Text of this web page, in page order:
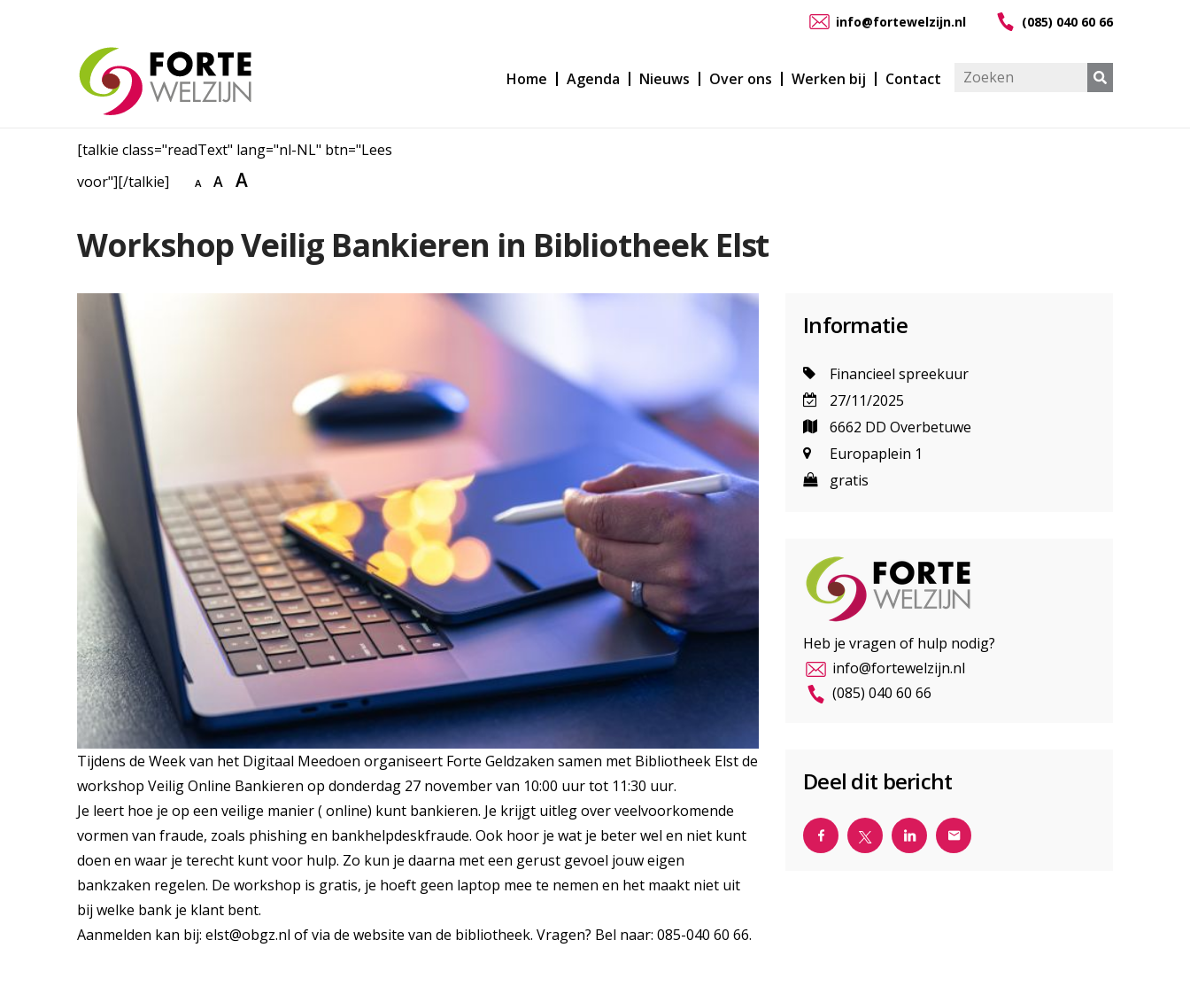
info@fortewelzijn.nl (085) 040 60 66
Home Agenda Nieuws Over ons Werken bij Contact
[talkie class="readText" lang="nl-NL" btn="Lees
voor"][/talkie]
A A A
Workshop Veilig Bankieren in Bibliotheek Elst
Tijdens de Week van het Digitaal Meedoen organiseert Forte Geldzaken samen met Bibliotheek Elst de
workshop Veilig Online Bankieren op donderdag 27 november van 10:00 uur tot 11:30 uur.
Je leert hoe je op een veilige manier ( online) kunt bankieren. Je krijgt uitleg over veelvoorkomende
vormen van fraude, zoals phishing en bankhelpdeskfraude. Ook hoor je wat je beter wel en niet kunt
doen en waar je terecht kunt voor hulp. Zo kun je daarna met een gerust gevoel jouw eigen
bankzaken regelen. De workshop is gratis, je hoeft geen laptop mee te nemen en het maakt niet uit
bij welke bank je klant bent.
Aanmelden kan bij: elst@obgz.nl of via de website van de bibliotheek. Vragen? Bel naar: 085-040 60 66.
Informatie
Financieel spreekuur
27/11/2025
6662 DD Overbetuwe
Europaplein 1
gratis
Heb je vragen of hulp nodig?
info@fortewelzijn.nl
(085) 040 60 66
Deel dit bericht